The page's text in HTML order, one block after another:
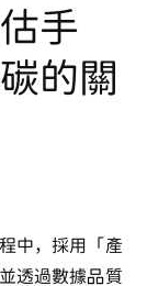
手
的關
中，採用「產
透過數據品質